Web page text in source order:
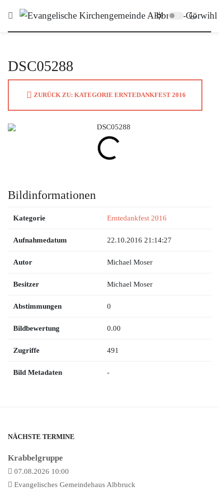
DSC05288
ZURÜCK ZU: KATEGORIE ERNTEDANKFEST 2016
Bildinformationen
Kategorie Erntedankfest 2016
Aufnahmedatum 22.10.2016 21:14:27
Autor Michael Moser
Besitzer Michael Moser
Abstimmungen 0
Bildbewertung 0.00
Zugriffe 491
Bild Metadaten -
NÄCHSTE TERMINE
Krabbelgruppe
07.08.2026 10:00
Evangelisches Gemeindehaus Albbruck